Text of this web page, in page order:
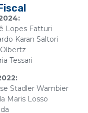
Lopes Fatturi
Karan Saltori
Tessari
Stadler Wambier
Maris Losso